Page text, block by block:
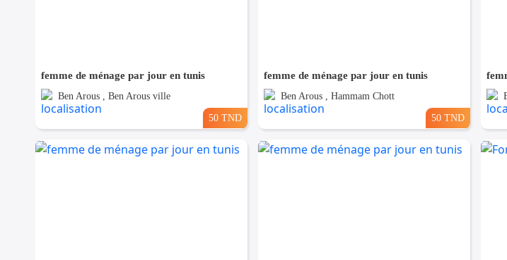
femme de ménage par jour en tunis
Ben Arous , Ben Arous ville
50 TND
femme de ménage par jour en tunis
Ben Arous , Hammam Chott
50 TND